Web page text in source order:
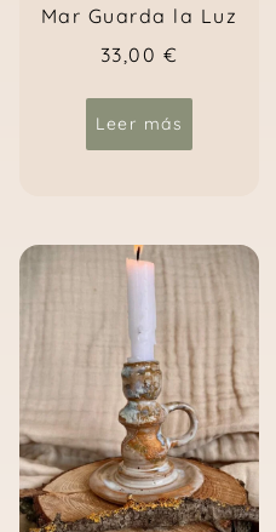
Mar Guarda la Luz
33,00 €
Leer más